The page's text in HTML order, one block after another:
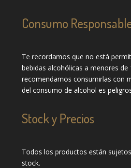
Consumo
Te recordamos que no está
bebidas alcohólicas a menores de
recomendamos consumirlas con
del consumo de alcohol es
Stock y Precios
Todos los productos están
stock.